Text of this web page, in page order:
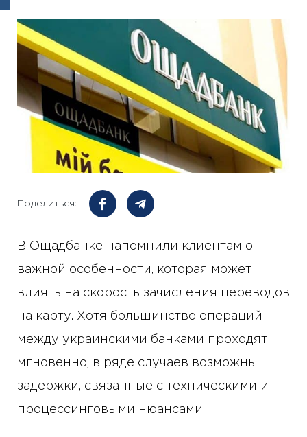
Поделиться:
В Ощадбанке напомнили клиентам о
важной особенности, которая может
влиять на скорость зачисления переводов
на карту. Хотя большинство операций
между украинскими банками проходят
мгновенно, в ряде случаев возможны
задержки, связанные с техническими и
процессинговыми нюансами.